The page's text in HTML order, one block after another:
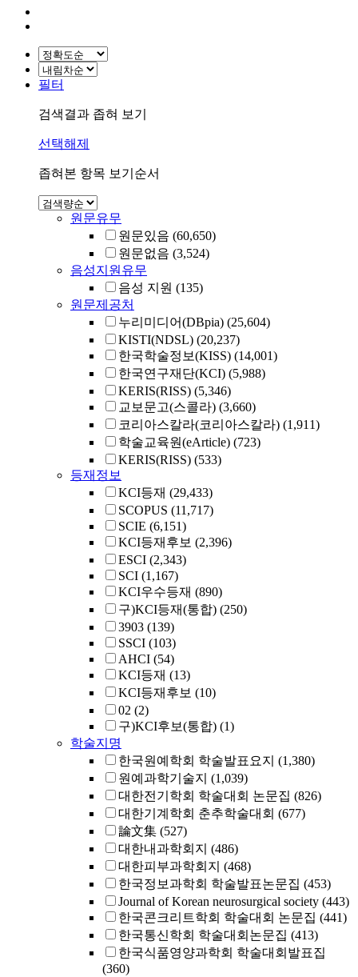
필터
검색결과 좁혀 보기
선택해제
좁혀본 항목 보기순서
원문유무
원문있음 (60,650)
원문없음 (3,524)
음성지원유무
음성 지원 (135)
원문제공처
누리미디어(DBpia) (25,604)
KISTI(NDSL) (20,237)
한국학술정보(KISS) (14,001)
한국연구재단(KCI) (5,988)
KERIS(RISS) (5,346)
교보문고(스콜라) (3,660)
코리아스칼라(코리아스칼라) (1,911)
학술교육원(eArticle) (723)
KERIS(RISS) (533)
등재정보
KCI등재 (29,433)
SCOPUS (11,717)
SCIE (6,151)
KCI등재후보 (2,396)
ESCI (2,343)
SCI (1,167)
KCI우수등재 (890)
구)KCI등재(통합) (250)
3903 (139)
SSCI (103)
AHCI (54)
KCI등재 (13)
KCI등재후보 (10)
02 (2)
구)KCI후보(통합) (1)
학술지명
한국원예학회 학술발표요지 (1,380)
원예과학기술지 (1,039)
대한전기학회 학술대회 논문집 (826)
대한기계학회 춘추학술대회 (677)
論文集 (527)
대한내과학회지 (486)
대한피부과학회지 (468)
한국정보과학회 학술발표논문집 (453)
Journal of Korean neurosurgical society (443)
한국콘크리트학회 학술대회 논문집 (441)
한국통신학회 학술대회논문집 (413)
한국식품영양과학회 학술대회발표집
(360)